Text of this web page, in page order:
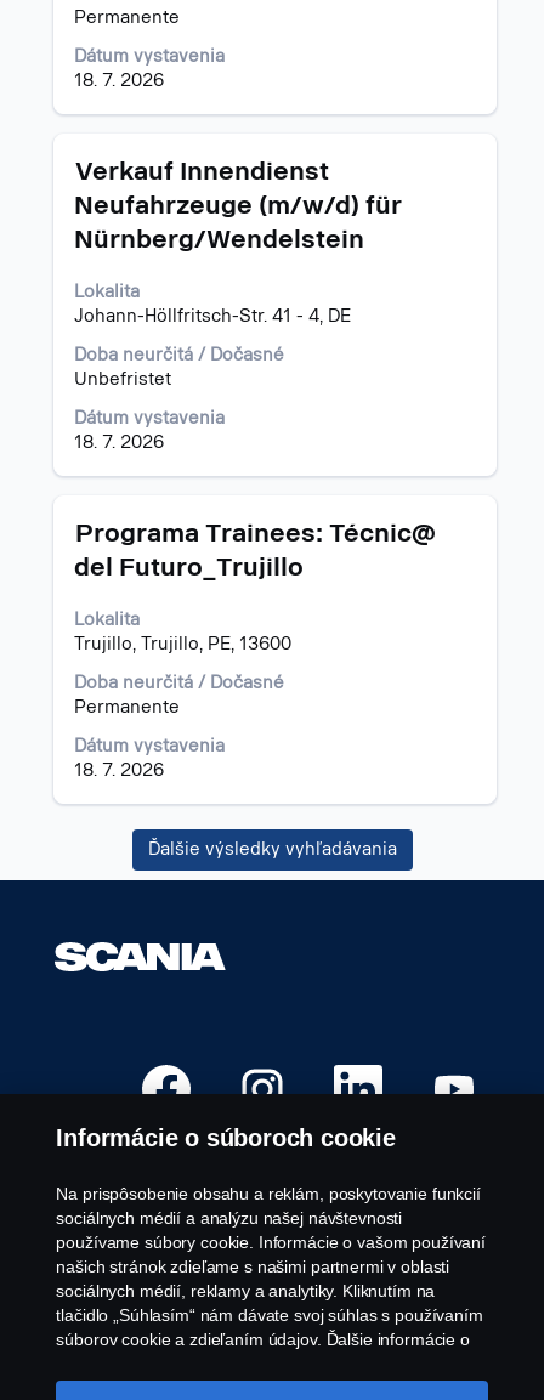
Permanente
Dátum vystavenia
18. 7. 2026
o
pozícii.
Názov
Verkauf Innendienst
Neufahrzeuge (m/w/d) für
Nürnberg/Wendelstein
Lokalita
Johann-Höllfritsch-Str. 41 - 4, DE
Doba neurčitá / Dočasné
Unbefristet
Dátum vystavenia
18. 7. 2026
Stlačte
na
zobrazenie
obsahu
informácií
pracovnej
pozícii.
Názov
Programa Trainees: Técnic@
del Futuro_Trujillo
Lokalita
Trujillo, Trujillo, PE, 13600
Doba neurčitá / Dočasné
Permanente
Dátum vystavenia
18. 7. 2026
Stlačte
medzerník
na
celého
obsahu
informácií
o
pozícii.
Ďalšie výsledky vyhľadávania
v
r
í
n
a
n
o
v
e
j
z
á
v
r
í
a
n
a
n
o
v
e
z
á
O
v
r
í
n
a
n
o
v
e
j
z
á
v
n
n
o
v
e
j
z
á
Voľné pracovné pozície
Kariérne lokality
Kontakt
O spoločnosti Scania
Právne upozornenie
Informácie o súboroch cookie
Na prispôsobenie obsahu a reklám, poskytovanie funkcií
sociálnych médií a analýzu našej návštevnosti
používame súbory cookie. Informácie o vašom používaní
našich stránok zdieľame s našimi partnermi v oblasti
sociálnych médií, reklamy a analytiky. Kliknutím na
tlačidlo „Súhlasím“ nám dávate svoj súhlas s používaním
súborov cookie a zdieľaním údajov. Ďalšie informácie o
o súboroch cookie, ktorú nájdete kliknutím na odkaz za